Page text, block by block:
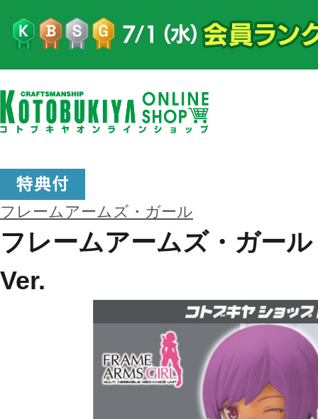
フレームアームズ・ガール
フレームアームズ・ガー
Ver.